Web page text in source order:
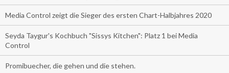
Media Control zeigt die Sieger des ersten Chart-Halbjahres 2020
Seyda Taygur's Kochbuch "Sissys Kitchen": Platz 1 bei Media
Control
Promibuecher, die gehen und die stehen.